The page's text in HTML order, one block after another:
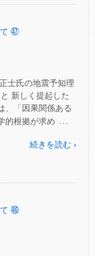
㊼
士氏の地震予知理
新しく提起した
、「因果関係ある
的根拠が求め …
続きを読む ›
㊻